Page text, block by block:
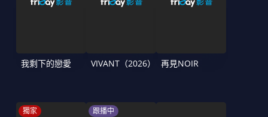
我剩下的戀愛 VIVANT（2026） 再見NOIR
獨家 跟播中